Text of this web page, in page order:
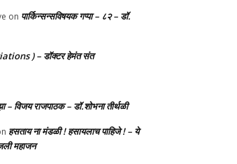
on पार्किन्सन्सविषयक गप्पा – ८२ – डॉ.
) – डॉक्टर हेमंत संत
– विजय राजपाठक – डॉ.शोभना तीर्थळी
हसताय ना मंडळी‌ ! हसायलाच पाहिजे ! – ये
महाजन